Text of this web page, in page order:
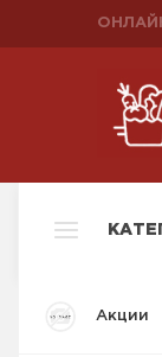
Акции